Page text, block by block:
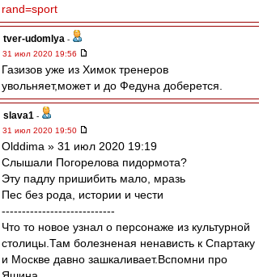
rand=sport
tver-udomlya -
31 июл 2020 19:56
Газизов уже из Химок тренеров
увольняет,может и до Федуна доберется.
slava1 -
31 июл 2020 19:50
Olddima » 31 июл 2020 19:19
Слышали Погорелова пидормота?
Эту падлу пришибить мало, мразь
Пес без рода, истории и чести
----------------------------
Что то новое узнал о персонаже из культурной
столицы.Там болезненая ненависть к Спартаку
и Москве давно зашкаливает.Вспомни про